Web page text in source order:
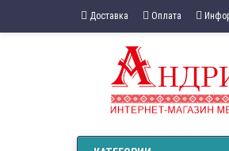
Доставка Оплата